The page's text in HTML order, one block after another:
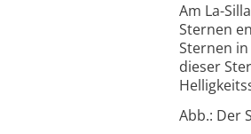
Am La-
Sternen
Sternen
dieser
Abb.: Der